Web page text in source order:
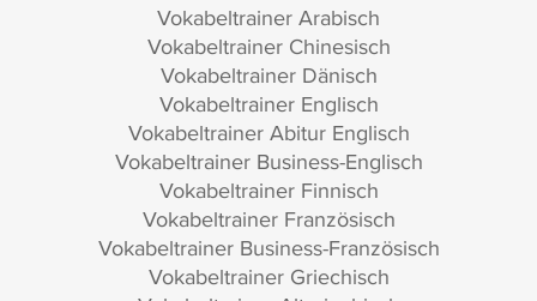
Vokabeltrainer Arabisch
Vokabeltrainer Chinesisch
Vokabeltrainer Dänisch
Vokabeltrainer Englisch
Vokabeltrainer Abitur Englisch
Vokabeltrainer Business-Englisch
Vokabeltrainer Finnisch
Vokabeltrainer Französisch
Vokabeltrainer Business-Französisch
Vokabeltrainer Griechisch